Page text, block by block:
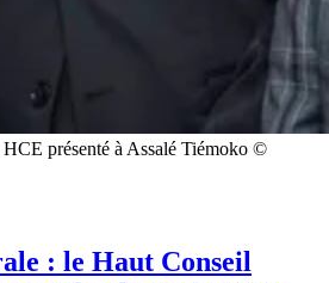
présenté à Assalé Tiémoko ©
: le Haut Conseil